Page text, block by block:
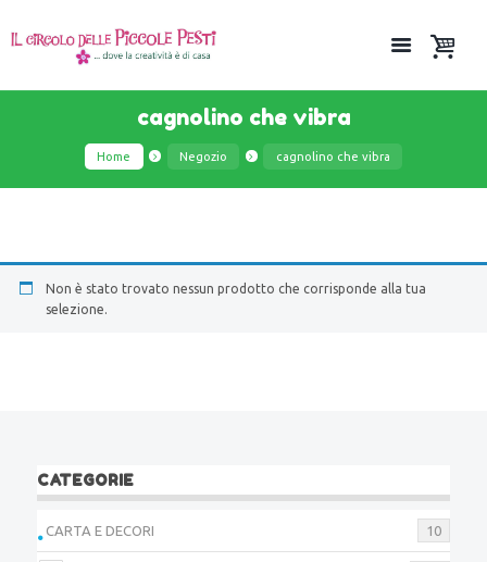
cagnolino che vibra
Home Negozio cagnolino che vibra
Non è stato trovato nessun prodotto che corrisponde alla tua
selezione.
CATEGORIE
CARTA E DECORI 10